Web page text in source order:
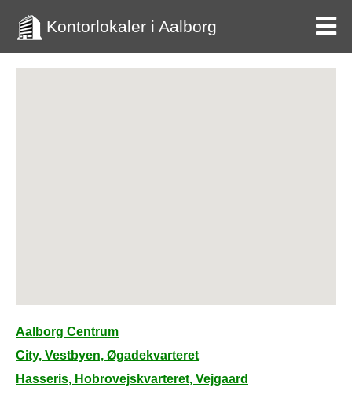
Kontorlokaler i Aalborg
Aalborg Centrum
City, Vestbyen, Øgadekvarteret
Hasseris, Hobrovejskvarteret, Vejgaard